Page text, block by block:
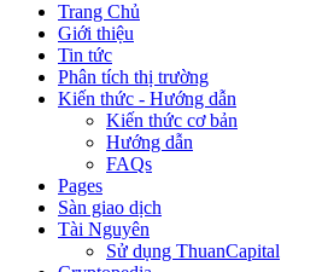
Trang Chủ
Giới thiệu
Tin tức
Phân tích thị trường
Kiến thức - Hướng dẫn
Kiến thức cơ bản
Hướng dẫn
FAQs
Pages
Sàn giao dịch
Tài Nguyên
Sử dụng ThuanCapital